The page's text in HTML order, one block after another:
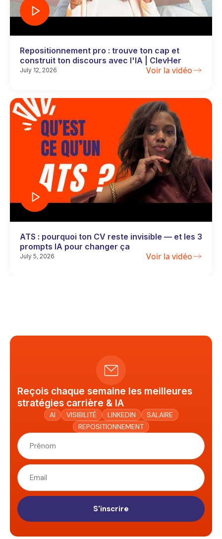
Repositionnement pro : trouve ton cap et
construit ton discours avec l'IA | ClevHer
July 12, 2026 Voir la vidéo
ATS : pourquoi ton CV reste invisible — et les 3
prompts IA pour changer ça
July 5, 2026 Voir la vidéo
Reçois chaque semaine les meilleures
stratégies carrière & IA
AI VISIBILITÉ LINKEDIN
SALAIRE
REPOSITIONNEMENT
S'inscrire